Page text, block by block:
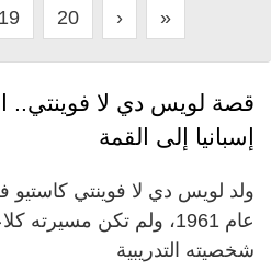
19 20 › »
قصة لويس دي لا فوينتي..
إسبانيا إلى القمة
ولد لويس دي لا فوينتي كاستيو
عام 1961، ولم تكن
شخصيته التدريبية